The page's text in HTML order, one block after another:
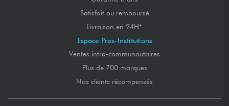
Satisfait ou remboursé
Livraison en 24H*
Espace Pros-Institutions
Ventes intra-communautaires
Plus de 700 marques
Nos clients récompensés